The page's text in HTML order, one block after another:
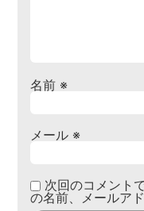
名前 ※
メール ※
次回のコメント
の名前、メールア